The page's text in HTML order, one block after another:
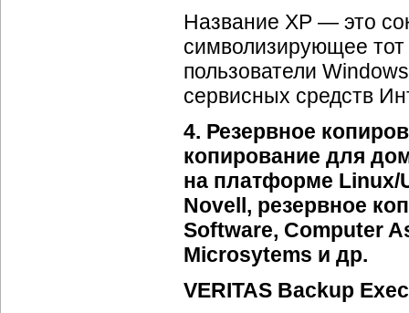
Название XP — это
символизирующее тот
пользователи
сервисных средств
4. Резервное
копирование для
на платформе Linux/
Novell, резервное
Software, Computer
Microsytems и др.
VERITAS Backup